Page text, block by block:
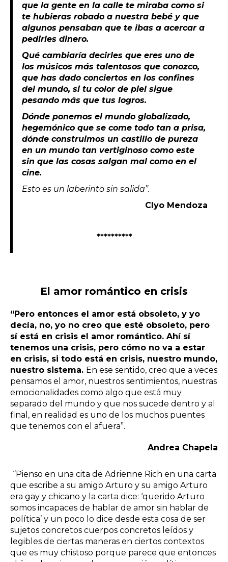
que la gente en la calle te miraba como si
te hubieras robado a nuestra bebé y que
algunos pensaban que te ibas a acercar a
pedirles dinero.
Qué cambiaría decirles que eres uno de
los músicos más talentosos que conozco,
que has dado conciertos en los confines
del mundo, si tu color de piel sigue
pesando más que tus logros.
Dónde ponemos el mundo globalizado,
hegemónico que se come todo tan a prisa,
dónde construimos un castillo de pureza
en un mundo tan vertiginoso como este
sin que las cosas salgan mal como en el
cine.
Esto es un laberinto sin salida”.
Clyo Mendoza
**********
El amor romántico en crisis
“Pero entonces el amor está obsoleto, y yo
decía, no, yo no creo que esté obsoleto, pero
sí está en crisis el amor romántico. Ahí sí
tenemos una crisis, pero cómo no va a estar
en crisis, si todo está en crisis, nuestro mundo,
nuestro sistema. En ese sentido, creo que a veces
pensamos el amor, nuestros sentimientos, nuestras
emocionalidades como algo que está muy
separado del mundo y que nos sucede dentro y al
final, en realidad es uno de los muchos puentes
que tenemos con el afuera”.
Andrea Chapela
“Pienso en una cita de Adrienne Rich en una carta
que escribe a su amigo Arturo y su amigo Arturo
era gay y chicano y la carta dice: ‘querido Arturo
somos incapaces de hablar de amor sin hablar de
política’ y un poco lo dice desde esta cosa de ser
sujetos concretos cuerpos concretos leídos y
legibles de ciertas maneras en ciertos contextos
que es muy chistoso porque parece que entonces